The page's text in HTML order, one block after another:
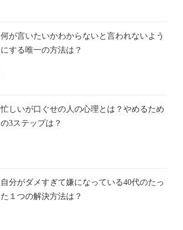
何が言いたいかわからないと言われないよう
にする唯一の方法は？
忙しいが口ぐせの人の心理とは？やめるため
の3ステップは？
自分がダメすぎて嫌になっている40代のたっ
た１つの解決方法は？